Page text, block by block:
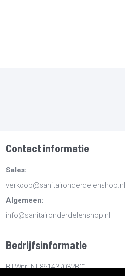
Contact informatie
Sales:
verkoop@sanitaironderdelenshop.nl
Algemeen:
info@sanitaironderdelenshop.nl
Bedrijfsinformatie
BTWnr: NL861437032B01